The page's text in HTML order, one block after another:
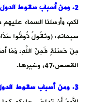
2. ومن أسباب سقوط الدول: الذنوب العامة الفاشية
القصص:47، وغيرها.
3. ومن أسباب سقوط الدول: حب الدنيا وكراهية الموت